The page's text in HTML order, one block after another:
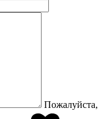
Пожалуйста,